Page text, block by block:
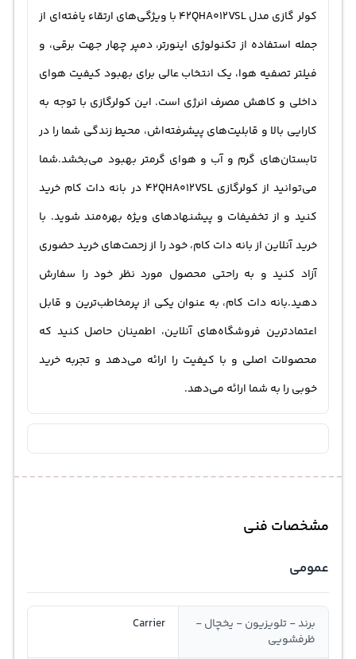
کولر گازی مدل 42QHA012VSL با ویژگی‌های ارتقاء یافته‌ای از
جمله استفاده از تکنولوژی اینورتر، دمپر چهار جهت برقی، و
فیلتر تصفیه هوا، یک انتخاب عالی برای بهبود کیفیت هوای
داخلی و کاهش مصرف انرژی است. این کولرگازی با توجه به
کارایی بالا و قابلیت‌های پیشرفته‌اش، محیط زندگی شما را در
تابستان‌های گرم و آب و هوای گرمتر بهبود می‌بخشد.شما
می‌توانید از کولرگازی 42QHA012VSL در بانه دات کام خرید
کنید و از تخفیفات و پیشنهادهای ویژه بهره‌مند شوید. با
خرید آنلاین از بانه دات کام، خود را از زحمت‌های خرید حضوری
آزاد کنید و به راحتی محصول مورد نظر خود را سفارش
دهید.بانه دات کام، به عنوان یکی از پرمخاطب‌ترین و قابل
اعتمادترین فروشگاه‌های آنلاین، اطمینان حاصل کنید که
محصولات اصلی و با کیفیت را ارائه می‌دهد و تجربه خرید
خوبی را به شما ارائه می‌دهد.
مشخصات فنی
عمومی
برند - تلویزیون - یخچال -
ظرفشویی
Carrier